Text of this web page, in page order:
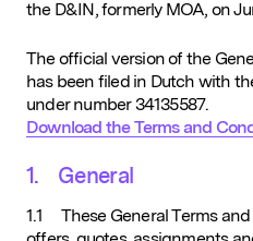
the D&IN, formerly MOA, on
The official version of the
has been filed in Dutch with
under number 34135587.
Download the Terms and
1. General
1.1 These General Terms